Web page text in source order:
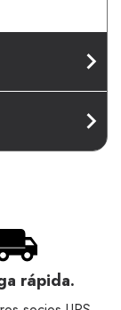
rápida.